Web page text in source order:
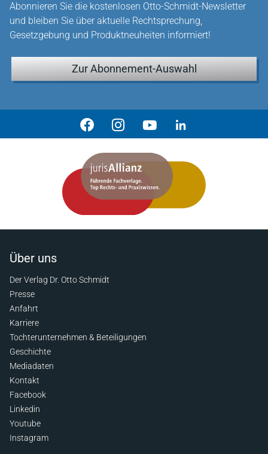
Abonnieren Sie die kostenlosen Otto-Schmidt-Newsletter
und bleiben Sie über aktuelle Rechtsprechung,
Gesetzgebung und Produktneuheiten informiert!
Zur Abonnement-Auswahl
Über uns
Der Verlag Dr. Otto Schmidt
Presse
Anfahrt
Karriere
Tochterunternehmen & Beteiligungen
Geschichte
Mediadaten
Kontakt
Facebook
Linkedin
Youtube
Instagram